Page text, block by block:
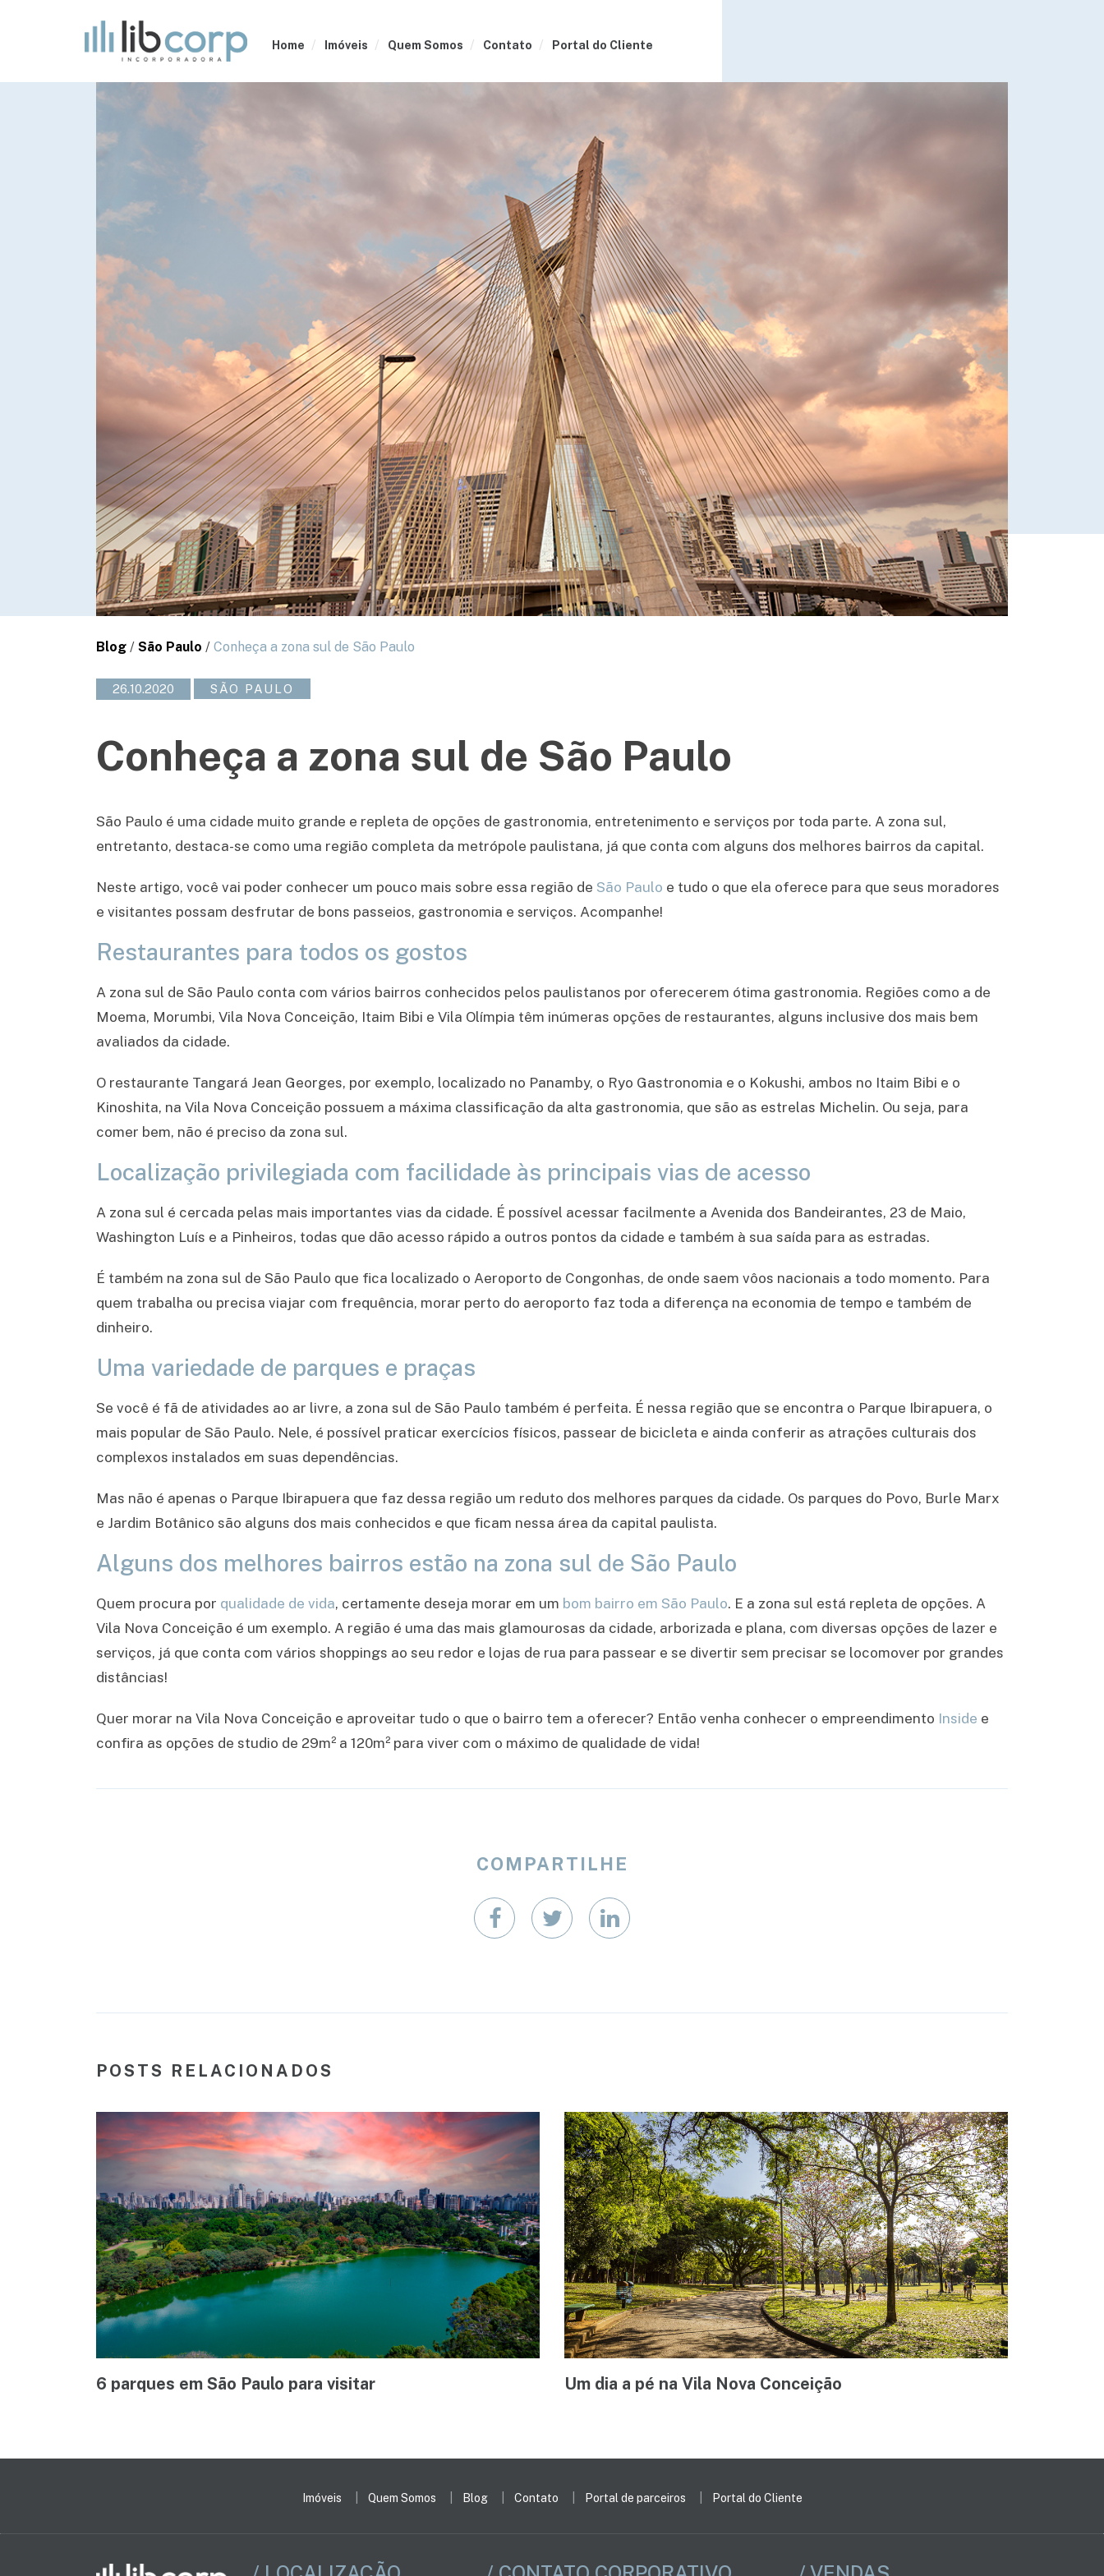
Home Imóveis Quem Somos Contato Portal do Cliente
Blog / São Paulo / Conheça a zona sul de São Paulo
26.10.2020 SÃO PAULO
Conheça a zona sul de São Paulo
São Paulo é uma cidade muito grande e repleta de opções de gastronomia, entretenimento e serviços por toda parte. A zona sul,
entretanto, destaca-se como uma região completa da metrópole paulistana, já que conta com alguns dos melhores bairros da capital.
Neste artigo, você vai poder conhecer um pouco mais sobre essa região de São Paulo e tudo o que ela oferece para que seus moradores
e visitantes possam desfrutar de bons passeios, gastronomia e serviços. Acompanhe!
Restaurantes para todos os gostos
A zona sul de São Paulo conta com vários bairros conhecidos pelos paulistanos por oferecerem ótima gastronomia. Regiões como a de
Moema, Morumbi, Vila Nova Conceição, Itaim Bibi e Vila Olímpia têm inúmeras opções de restaurantes, alguns inclusive dos mais bem
avaliados da cidade.
O restaurante Tangará Jean Georges, por exemplo, localizado no Panamby, o Ryo Gastronomia e o Kokushi, ambos no Itaim Bibi e o
Kinoshita, na Vila Nova Conceição possuem a máxima classificação da alta gastronomia, que são as estrelas Michelin. Ou seja, para
comer bem, não é preciso da zona sul.
Localização privilegiada com facilidade às principais vias de acesso
A zona sul é cercada pelas mais importantes vias da cidade. É possível acessar facilmente a Avenida dos Bandeirantes, 23 de Maio,
Washington Luís e a Pinheiros, todas que dão acesso rápido a outros pontos da cidade e também à sua saída para as estradas.
É também na zona sul de São Paulo que fica localizado o Aeroporto de Congonhas, de onde saem vôos nacionais a todo momento. Para
quem trabalha ou precisa viajar com frequência, morar perto do aeroporto faz toda a diferença na economia de tempo e também de
dinheiro.
Uma variedade de parques e praças
Se você é fã de atividades ao ar livre, a zona sul de São Paulo também é perfeita. É nessa região que se encontra o Parque Ibirapuera, o
mais popular de São Paulo. Nele, é possível praticar exercícios físicos, passear de bicicleta e ainda conferir as atrações culturais dos
complexos instalados em suas dependências.
Mas não é apenas o Parque Ibirapuera que faz dessa região um reduto dos melhores parques da cidade. Os parques do Povo, Burle Marx
e Jardim Botânico são alguns dos mais conhecidos e que ficam nessa área da capital paulista.
Alguns dos melhores bairros estão na zona sul de São Paulo
Quem procura por qualidade de vida, certamente deseja morar em um bom bairro em São Paulo. E a zona sul está repleta de opções. A
Vila Nova Conceição é um exemplo. A região é uma das mais glamourosas da cidade, arborizada e plana, com diversas opções de lazer e
serviços, já que conta com vários shoppings ao seu redor e lojas de rua para passear e se divertir sem precisar se locomover por grandes
distâncias!
Quer morar na Vila Nova Conceição e aproveitar tudo o que o bairro tem a oferecer? Então venha conhecer o empreendimento Inside e
confira as opções de studio de 29m² a 120m² para viver com o máximo de qualidade de vida!
COMPARTILHE
POSTS RELACIONADOS
6 parques em São Paulo para visitar Um dia a pé na Vila Nova Conceição
Imóveis Quem Somos Blog Contato Portal de parceiros Portal do Cliente